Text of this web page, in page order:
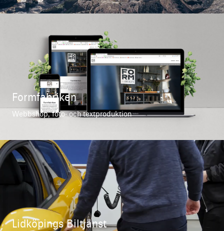
Formfabriken
Webbshop, foto- och textproduktion
Lidköpings Biltjänst